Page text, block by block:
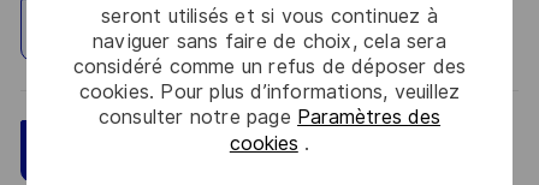
seront utilisés et si vous continuez à
naviguer sans faire de choix, cela sera
considéré comme un refus de déposer des
cookies. Pour plus d’informations, veuillez
consulter notre page Paramètres des
cookies .
Explorez un site
Postulez maintenant